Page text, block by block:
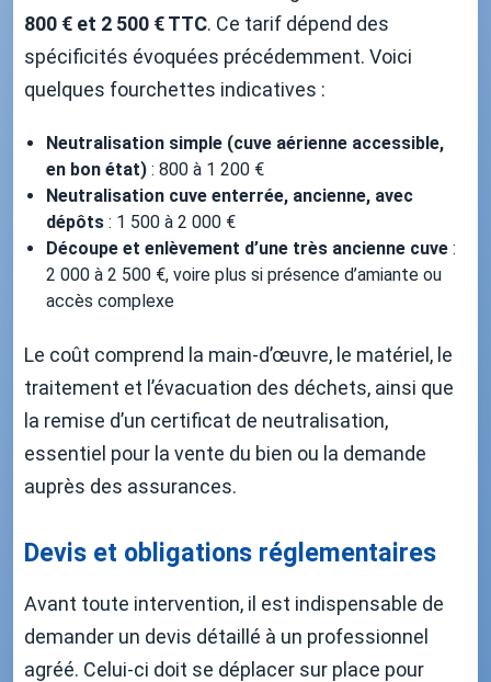
800 € et 2 500 € TTC. Ce tarif dépend des
spécificités évoquées précédemment. Voici
quelques fourchettes indicatives :
Neutralisation simple (cuve aérienne accessible,
en bon état) : 800 à 1 200 €
Neutralisation cuve enterrée, ancienne, avec
dépôts : 1 500 à 2 000 €
Découpe et enlèvement d’une très ancienne cuve :
2 000 à 2 500 €, voire plus si présence d’amiante ou
accès complexe
Le coût comprend la main-d’œuvre, le matériel, le
traitement et l’évacuation des déchets, ainsi que
la remise d’un certificat de neutralisation,
essentiel pour la vente du bien ou la demande
auprès des assurances.
Devis et obligations réglementaires
Avant toute intervention, il est indispensable de
demander un devis détaillé à un professionnel
agréé. Celui-ci doit se déplacer sur place pour